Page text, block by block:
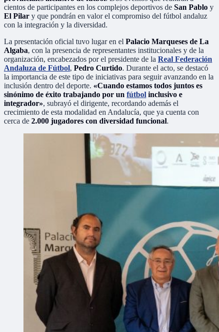
cientos de participantes en los complejos deportivos de San Pablo y
El Pilar y que pondrán en valor el compromiso del fútbol andaluz
con la integración y la diversidad.
La presentación oficial tuvo lugar en el Palacio Marqueses de La
Algaba, con la presencia de representantes institucionales y de la
organización, encabezados por el presidente de la Real Federación
Andaluza de Fútbol, Pedro Curtido. Durante el acto, se destacó
la importancia de este tipo de iniciativas para seguir avanzando en la
inclusión dentro del deporte. «Cuando estamos todos juntos es
sinónimo de éxito trabajando por un fútbol inclusivo e
integrador», subrayó el dirigente, recordando además el
crecimiento de esta modalidad en Andalucía, que ya cuenta con
cerca de 2.000 jugadores con diversidad funcional.